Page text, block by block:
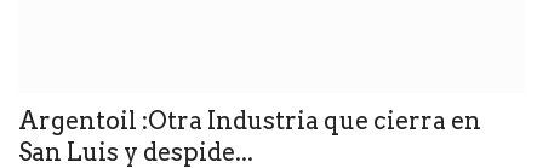
Argentoil :Otra Industria que cierra en
San Luis y despide...